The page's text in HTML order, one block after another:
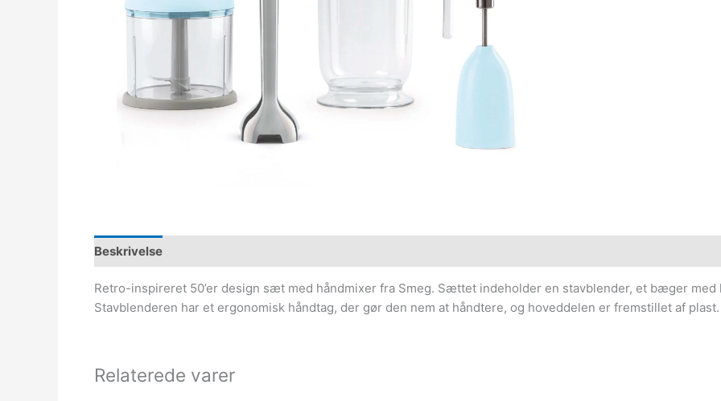
Beskrivelse
Retro-inspireret 50’er design sæt med håndmixer fra Smeg. Sættet indeholder en stavblender, et bæger med
Stavblenderen har et ergonomisk håndtag, der gør den nem at håndtere, og hoveddelen er fremstillet af plast.
Relaterede varer